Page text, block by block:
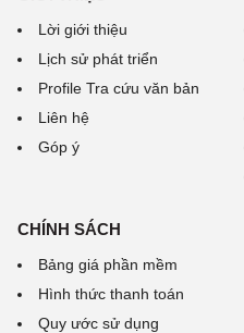
Lời giới thiệu
Lịch sử phát triển
Profile Tra cứu văn bản
Liên hệ
Góp ý
CHÍNH SÁCH
Bảng giá phần mềm
Hình thức thanh toán
Quy ước sử dụng